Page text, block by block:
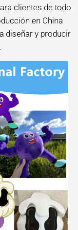
clientes de todo
en China
diseñar y producir